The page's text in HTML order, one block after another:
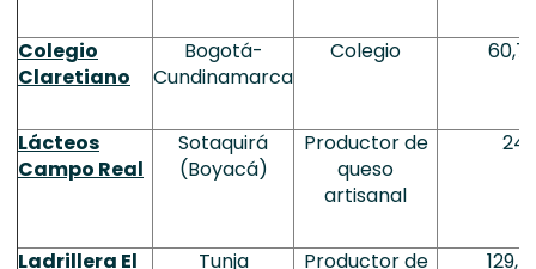
Colegio
Claretiano
Bogotá-
Cundinamarca
Colegio
Lácteos
Campo Real
Sotaquirá
(Boyacá)
Productor de
queso
artisanal
24
Ladrillera El
Tunja
Productor de